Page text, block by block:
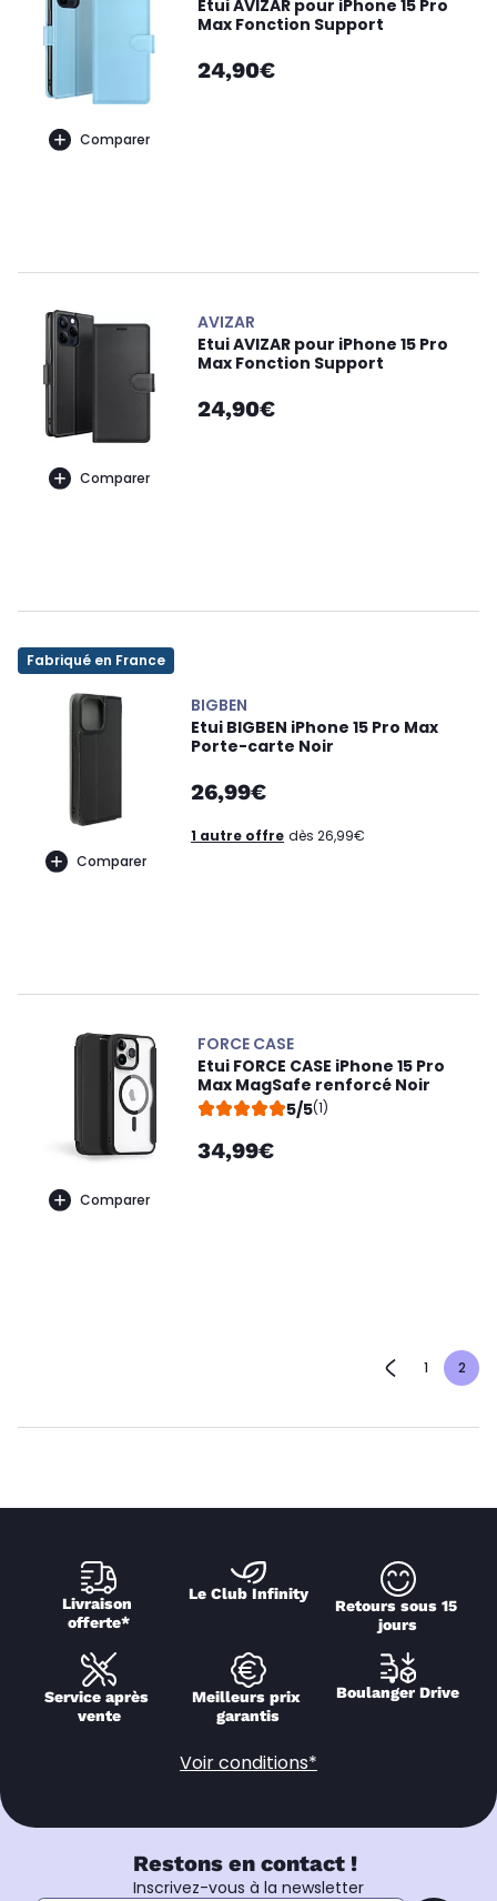
Comparer
Etui AVIZAR pour iPhone 15 Pro
Max Fonction Support
24,90€
Comparer
AVIZAR
Etui AVIZAR pour iPhone 15 Pro
Max Fonction Support
24,90€
Fabriqué en France
Comparer
BIGBEN
Etui BIGBEN iPhone 15 Pro Max
Porte-carte Noir
26,99€
1 autre offre dès 26,99€
Comparer
FORCE CASE
Etui FORCE CASE iPhone 15 Pro
Max MagSafe renforcé Noir
5/5(1)
34,99€
1 2
Livraison
offerte*
Le Club Infinity
Retours sous 15
jours
Service après
vente
Meilleurs prix
garantis
Boulanger Drive
Voir conditions*
Restons en contact !
Inscrivez-vous à la newsletter